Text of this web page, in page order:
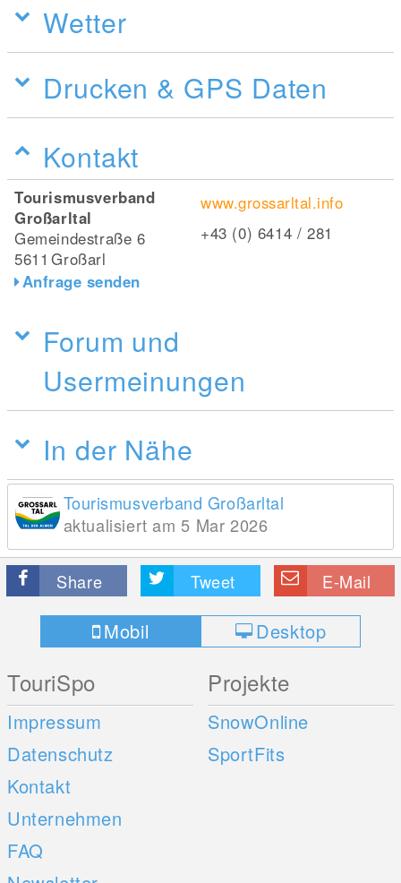
Wetter
Drucken & GPS Daten
Kontakt
Tourismusverband
Großarltal
Gemeindestraße 6
5611 Großarl
Anfrage senden
www.grossarltal.info
+43 (0) 6414 / 281
Forum und
Usermeinungen
In der Nähe
Tourismusverband Großarltal
aktualisiert am 5 Mar 2026
Share Tweet E-Mail
Mobil Desktop
TouriSpo
Impressum
Datenschutz
Kontakt
Unternehmen
FAQ
Projekte
SnowOnline
SportFits